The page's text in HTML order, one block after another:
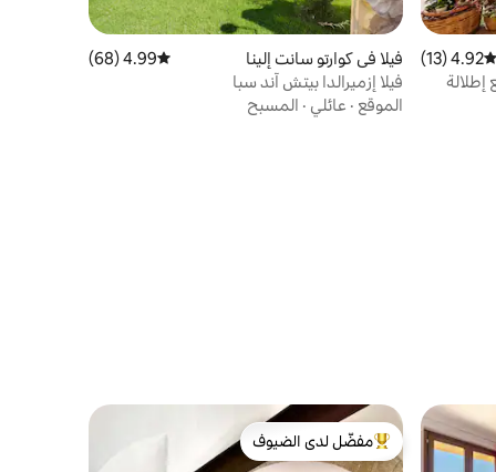
متوسط التقييم 4.92 من 5، 13 مراجعات
4.92 (13)
إطلالة
فيلا في كوارتو سانت إلينا متوسط التقييم 4.99 من 5، 68 مراجعات
4.99 (68)
فيلا إزميرالدا بيتش آند سبا
الموقع · عائلي · المسبح
من أبرز البيوت المفضّلة لدى الضيوف
مفضّل لدى الضيوف